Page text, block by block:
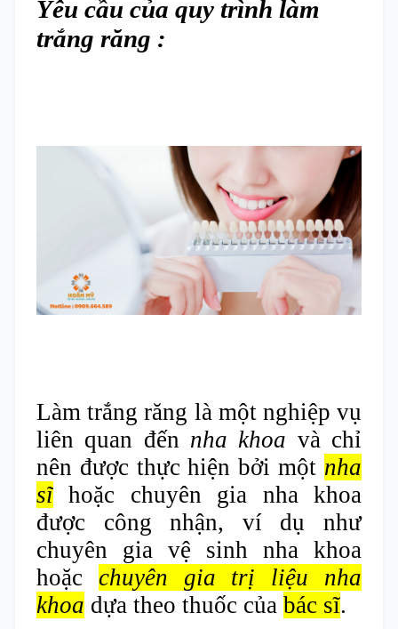
Yêu cầu của quy trình làm
trắng răng :
Làm trắng răng là một nghiệp vụ
liên quan đến nha khoa và chỉ
nên được thực hiện bởi một nha
sĩ hoặc chuyên gia nha khoa
được công nhận, ví dụ như
chuyên gia vệ sinh nha khoa
hoặc chuyên gia trị liệu nha
khoa dựa theo thuốc của bác sĩ.